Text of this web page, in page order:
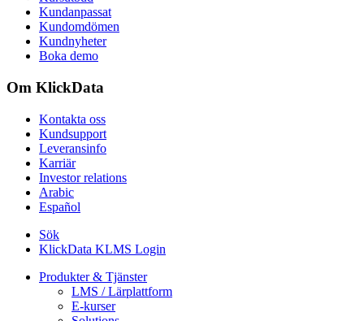
Kundanpassat
Kundomdömen
Kundnyheter
Boka demo
Om KlickData
Kontakta oss
Kundsupport
Leveransinfo
Karriär
Investor relations
Arabic
Español
Sök
KlickData KLMS Login
Produkter & Tjänster
LMS / Lärplattform
E-kurser